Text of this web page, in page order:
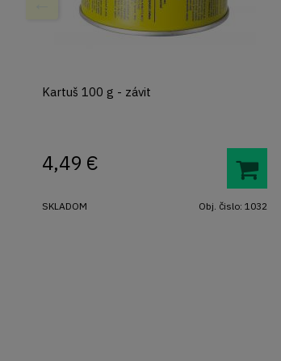
Kartuš 100 g - závit
4,49 €
SKLADOM Obj. čislo: 1032